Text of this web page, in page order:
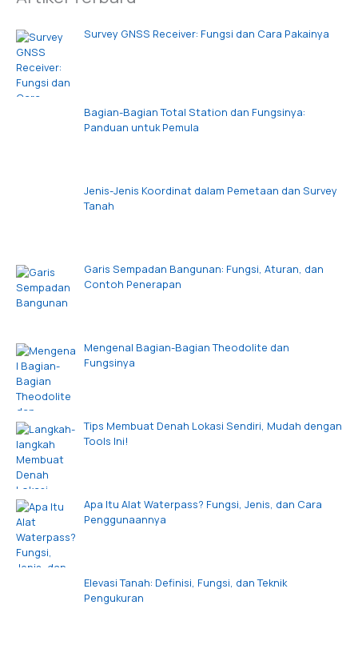
Survey GNSS Receiver: Fungsi dan Cara Pakainya
Bagian-Bagian Total Station dan Fungsinya:
Panduan untuk Pemula
Jenis-Jenis Koordinat dalam Pemetaan dan Survey
Tanah
Garis Sempadan Bangunan: Fungsi, Aturan, dan
Contoh Penerapan
Mengenal Bagian-Bagian Theodolite dan
Fungsinya
Tips Membuat Denah Lokasi Sendiri, Mudah dengan
Tools Ini!
Apa Itu Alat Waterpass? Fungsi, Jenis, dan Cara
Penggunaannya
Elevasi Tanah: Definisi, Fungsi, dan Teknik
Pengukuran